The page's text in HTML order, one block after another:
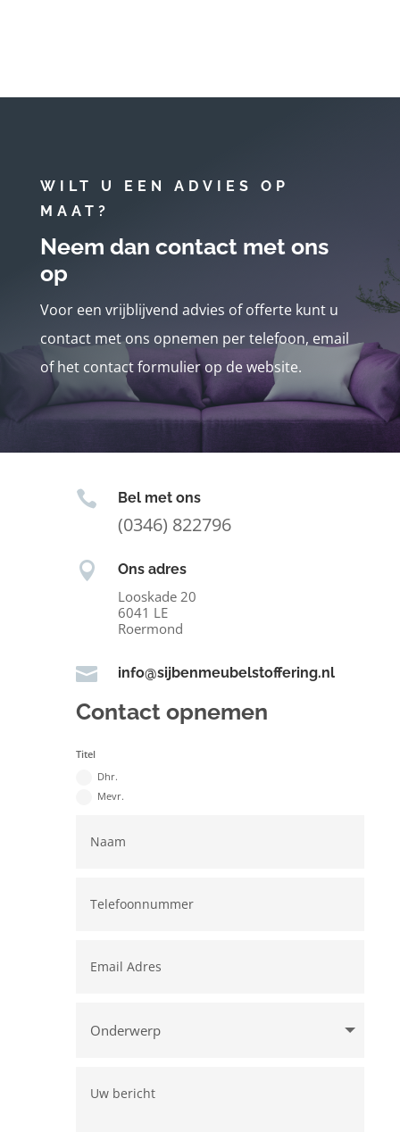
WILT U EEN ADVIES OP
MAAT?
Neem dan contact met ons
op
Voor een vrijblijvend advies of offerte kunt u
contact met ons opnemen per telefoon, email
of het contact formulier op de website.
 Bel met ons
(0346) 822796
 Ons adres
Looskade 20
6041 LE
Roermond
 info@sijbenmeubelstoffering.nl
Contact opnemen
Titel
Dhr.
Mevr.